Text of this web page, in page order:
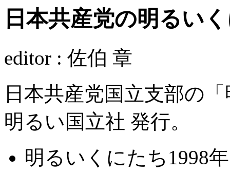
日本共産党の明るい
editor : 佐伯 章
日本共産党国立支部の
明るい国立社 発行。
明るいくにたち1998